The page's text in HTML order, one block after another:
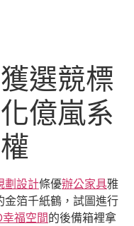
選競標
億嵐系
劃設計條優辦公家具雅
金箔千紙鶴，試圖進行
幸福空間的後備箱裡拿